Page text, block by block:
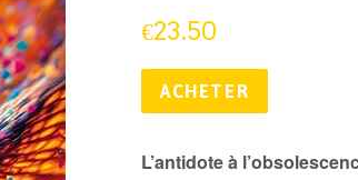
Prix
€23.50
ACHETER
L’antidote à